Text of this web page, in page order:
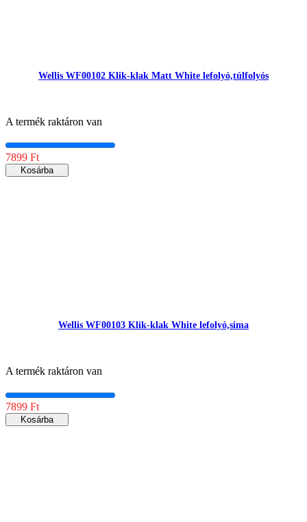
Wellis WF00102 Klik-klak Matt White lefolyó,túlfolyós
A termék raktáron van
7899 Ft
Kosárba
Wellis WF00103 Klik-klak White lefolyó,sima
A termék raktáron van
7899 Ft
Kosárba